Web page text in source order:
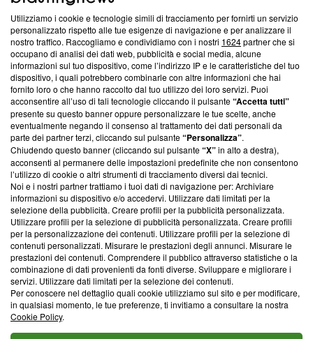
Questa sezione offre informazioni trasparenti su Blasting
News, sui nostri processi editoriali e su come ci impegniamo a
creare news di qualità. Inoltre, afferma la nostra aderenza a
‘Trust Project - News with Integrity’Blasting News non è
ancora membro del programma, ma ha richiesto di farne
parte; Trust Project non ha ancora effettuato una verifica di
conformità agli standard.
Su di noi
Team editoriale
Corporate
Redazione
Informativa Privacy
Cookie Policy
Blasting SA, IDI CHE-247.845.224, Via Carlo Frasca, 3 - 6900
Lugano (Svizzera) Tel:+39 0690258937
© 2026 Blasting News
Utilizziamo i cookie e tecnologie simili di tracciamento per fornirti un servizio
personalizzato rispetto alle tue esigenze di navigazione e per analizzare il
nostro traffico. Raccogliamo e condividiamo con i nostri 1624partner che si
occupano di analisi dei dati web, pubblicità e social media, alcune
informazioni sul tuo dispositivo, come l’indirizzo IP e le caratteristiche del tuo
dispositivo, i quali potrebbero combinarle con altre informazioni che hai
fornito loro o che hanno raccolto dal tuo utilizzo dei loro servizi. Puoi
acconsentire all’uso di tali tecnologie cliccando il pulsante“Accetta tutti”
presente su questo banner oppure personalizzare le tue scelte, anche
eventualmente negando il consenso al trattamento dei dati personali da
parte dei partner terzi, cliccando sul pulsante“Personalizza”.
Chiudendo questo banner (cliccando sul pulsante“X”in alto a destra),
acconsenti al permanere delle impostazioni predefinite che non consentono
l’utilizzo di cookie o altri strumenti di tracciamento diversi dai tecnici.
Noi e i nostri partner trattiamo i tuoi dati di navigazione per: Archiviare
informazioni su dispositivo e/o accedervi. Utilizzare dati limitati per la
selezione della pubblicità. Creare profili per la pubblicità personalizzata.
Utilizzare profili per la selezione di pubblicità personalizzata. Creare profili
per la personalizzazione dei contenuti. Utilizzare profili per la selezione di
contenuti personalizzati. Misurare le prestazioni degli annunci. Misurare le
prestazioni dei contenuti. Comprendere il pubblico attraverso statistiche o la
combinazione di dati provenienti da fonti diverse. Sviluppare e migliorare i
servizi. Utilizzare dati limitati per la selezione dei contenuti.
Per conoscere nel dettaglio quali cookie utilizziamo sul sito e per modificare,
in qualsiasi momento, le tue preferenze, ti invitiamo a consultare la nostra
Cookie Policy.